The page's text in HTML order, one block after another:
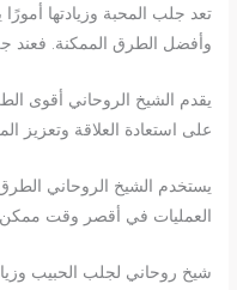
تعد جلب المحبة وزيادتها
وأفضل الطرق الممكنة. فعند
يقدم الشيخ الروحاني أقوى
على استعادة العلاقة وتعزيز
يستخدم الشيخ الروحاني الطرق
العمليات في أقصر وقت ممكن.
شيخ روحاني لجلب الحبيب